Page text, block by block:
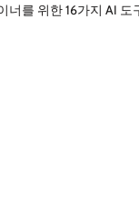
너를 위한 16가지 AI 도